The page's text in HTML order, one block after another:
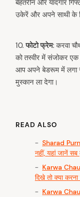
बेहतरीन और यादगार
उकेरें और अपने साथी के
10.⁠⁠फोटो फ्रेम: करवा
को तस्वीर में संजोकर
आप अपने बेडरूम में लगा
मुस्कान ला देगा।
READ ALSO
Sharad
नहीं, यहां जानें
Karwa
दिखे तो क्या करना
Karwa